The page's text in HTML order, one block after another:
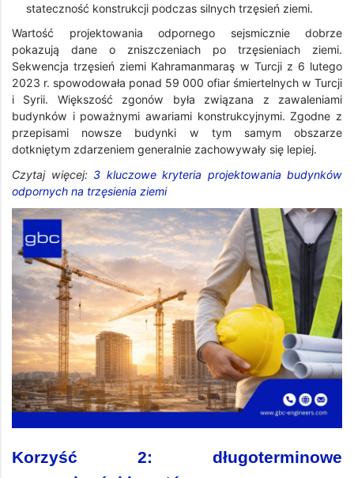
stateczność konstrukcji podczas silnych trzęsień ziemi.
Wartość projektowania odpornego sejsmicznie dobrze
pokazują dane o zniszczeniach po trzęsieniach ziemi.
Sekwencja trzęsień ziemi Kahramanmaraş w Turcji z 6 lutego
2023 r. spowodowała ponad 59 000 ofiar śmiertelnych w Turcji
i Syrii. Większość zgonów była związana z zawaleniami
budynków i poważnymi awariami konstrukcyjnymi. Zgodne z
przepisami nowsze budynki w tym samym obszarze
dotkniętym zdarzeniem generalnie zachowywały się lepiej.
Czytaj więcej: 3 kluczowe kryteria projektowania budynków
odpornych na trzęsienia ziemi
Korzyść 2: długoterminowe